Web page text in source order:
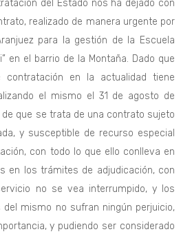
del Estado nos ha dejado con
realizado de manera urgente por
para la gestión de la Escuela
en el barrio de la Montaña. Dado que
en la actualidad tiene
el mismo el 31 de agosto de
que se trata de una contrato sujeto
y susceptible de recurso especial
con todo lo que ello conlleva en
en los trámites de adjudicación, con
no se vea interrumpido, y los
del mismo no sufran ningún perjuicio,
y pudiendo ser considerado